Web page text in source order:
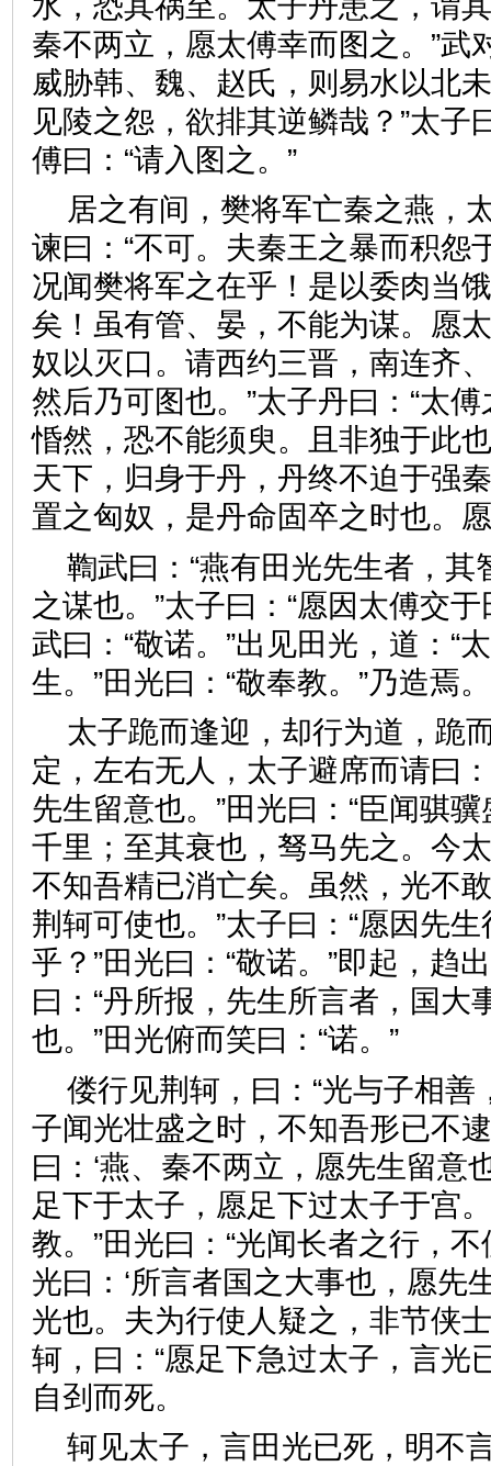
秦不两立，愿太傅幸而图之。”武
威胁韩、魏、赵氏，则易水以北
见陵之怨，欲排其逆鳞哉？”太子
傅曰：“请入图之。”
居之有间，樊将军亡秦之燕，
谏曰：“不可。夫秦王之暴而积怨
况闻樊将军之在乎！是以委肉当
矣！虽有管、晏，不能为谋。愿
奴以灭口。请西约三晋，南连齐
然后乃可图也。”太子丹曰：“太
惛然，恐不能须臾。且非独于此
天下，归身于丹，丹终不迫于强
置之匈奴，是丹命固卒之时也
鞫武曰：“燕有田光先生者，其
之谋也。”太子曰：“愿因太傅交
武曰：“敬诺。”出见田光，道：“
生。”田光曰：“敬奉教。”乃
太子跪而逢迎，却行为道，跪
定，左右无人，太子避席而请曰
先生留意也。”田光曰：“臣闻骐
千里；至其衰也，驽马先之。今
不知吾精已消亡矣。虽然，光不
荆轲可使也。”太子曰：“愿因先
乎？”田光曰：“敬诺。”即起，趋
曰：“丹所报，先生所言者，国大
也。”田光俯而笑曰：“诺。”
偻行见荆轲，曰：“光与子相善
子闻光壮盛之时，不知吾形已不
曰：‘燕、秦不两立，愿先生留意
足下于太子，愿足下过太子于宫
教。”田光曰：“光闻长者之行，
光曰：‘所言者国之大事也，愿先
光也。夫为行使人疑之，非节侠
轲，曰：“愿足下急过太子，言光
自刭而死。
轲见太子，言田光已死，明不